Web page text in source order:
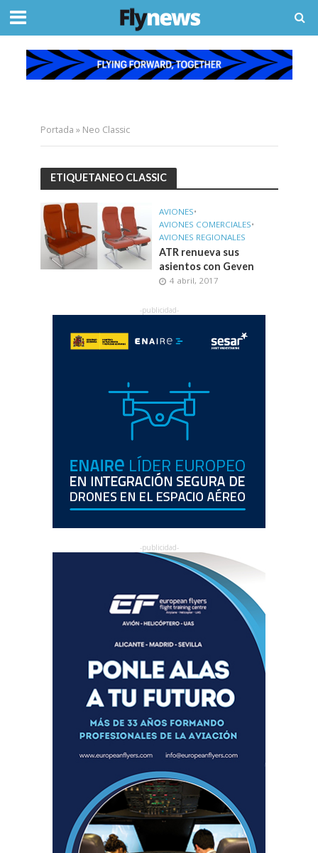
Portada » Neo Classic
ETIQUETANEO CLASSIC
AVIONES•
AVIONES COMERCIALES•
AVIONES REGIONALES
ATR renueva sus
asientos con Geven
4 abril, 2017